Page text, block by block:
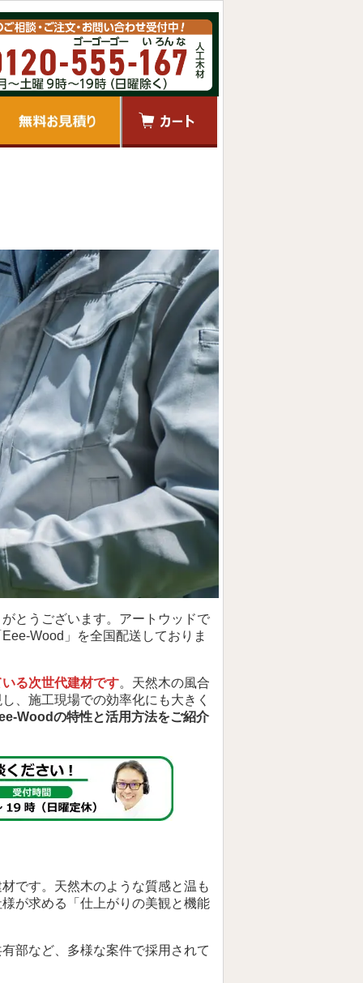
とうございます。アートウッドで
Wood」を全国配送しておりま
る次世代建材です。天然木の風合
、施工現場での効率化にも大きく
Woodの特性と活用方法をご紹介
です。天然木のような質感と温も
が求める「仕上がりの美観と機能
部など、多様な案件で採用されて